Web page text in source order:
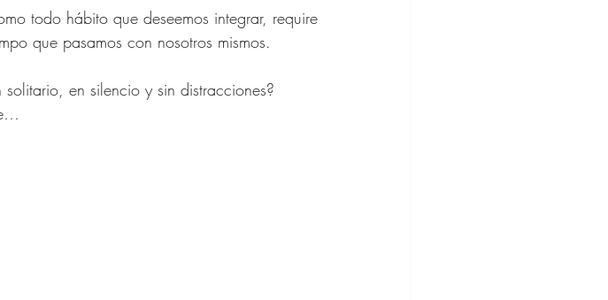
todo hábito que deseemos integrar, require
que pasamos con nosotros mismos.
en silencio y sin distracciones?